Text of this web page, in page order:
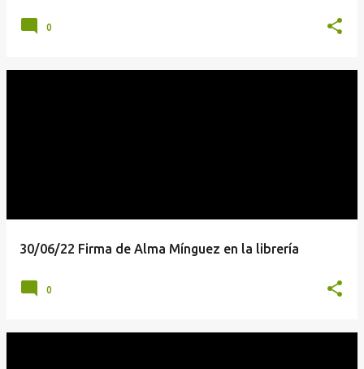
0
30/06/22 Firma de Alma Mínguez en la librería
0